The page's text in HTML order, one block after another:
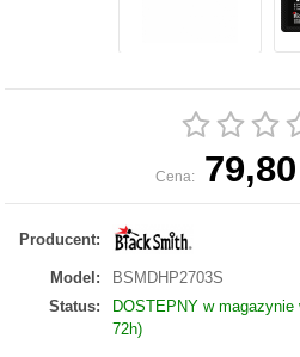
Cena:
Producent:
Model:
BSMDHP2703S
Status:
DOSTEPNY w
72h)